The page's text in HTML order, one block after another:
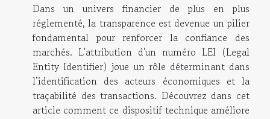
Dans un univers financier de plus en plus
réglementé, la transparence est devenue un pilier
fondamental pour renforcer la confiance des
marchés. L'attribution d'un numéro LEI (Legal
Entity Identifier) joue un rôle déterminant dans
l’identification des acteurs économiques et la
traçabilité des transactions. Découvrez dans cet
article comment ce dispositif technique améliore